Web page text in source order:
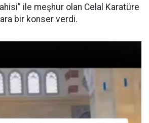
ile meşhur olan Celal Karatüre
bir konser verdi.